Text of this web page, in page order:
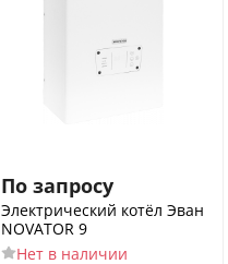
По запросу
Электрический котёл Эван
NOVATOR 9
Нет в наличии